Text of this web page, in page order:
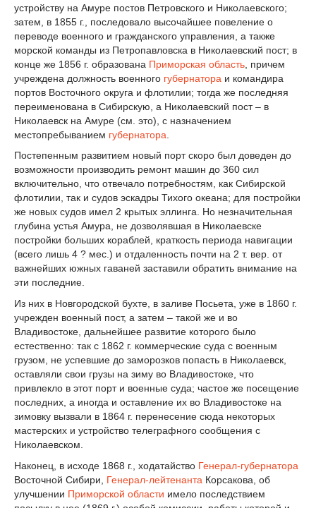
устройству на Амуре постов Петровского и Николаевского;
затем, в 1855 г., последовало высочайшее повеление о
переводе военного и гражданского управления, а также
морской команды из Петропавловска в Николаевский пост; в
конце же 1856 г. образована Приморская область , причем
учреждена должность военного губернатора и командира
портов Восточного округа и флотилии; тогда же последняя
переименована в Сибирскую, а Николаевский пост – в
Николаевск на Амуре (см. это), с назначением
местопребыванием губернатора
Постепенным развитием новый порт скоро был доведен до
возможности производить ремонт машин до 360 сил
включительно, что отвечало потребностям, как Сибирской
флотилии, так и судов эскадры Тихого океана; для постройки
же новых судов имел 2 крытых эллинга. Но незначительная
глубина устья Амура, не дозволявшая в Николаевске
постройки больших кораблей, краткость периода навигации
(всего лишь 4 ? мес.) и отдаленность почти на 2 т. вер. от
важнейших южных гаваней заставили обратить внимание на
эти последние.
Из них в Новгородской бухте, в заливе Посьета, уже в 1860 г.
учрежден военный пост, а затем – такой же и во
Владивостоке, дальнейшее развитие которого было
естественно: так с 1862 г. коммерческие суда с военным
грузом, не успевшие до заморозков попасть в Николаевск,
оставляли свои грузы на зиму во Владивостоке, что
привлекло в этот порт и военные суда; частое же посещение
последних, а иногда и оставление их во Владивостоке на
зимовку вызвали в 1864 г. перенесение сюда некоторых
мастерских и устройство телеграфного сообщения с
Николаевском.
Наконец, в исходе 1868 г., ходатайство Генерал-губернатора
Восточной Сибири, Генерал-лейтенанта Корсакова, об
улучшении Приморской области имело последствием